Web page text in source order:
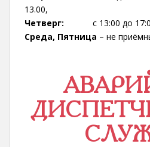
13.00,
Четверг: с 13:00 до
Среда, Пятница – не